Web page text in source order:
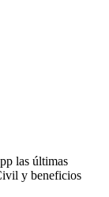
las últimas
y beneficios